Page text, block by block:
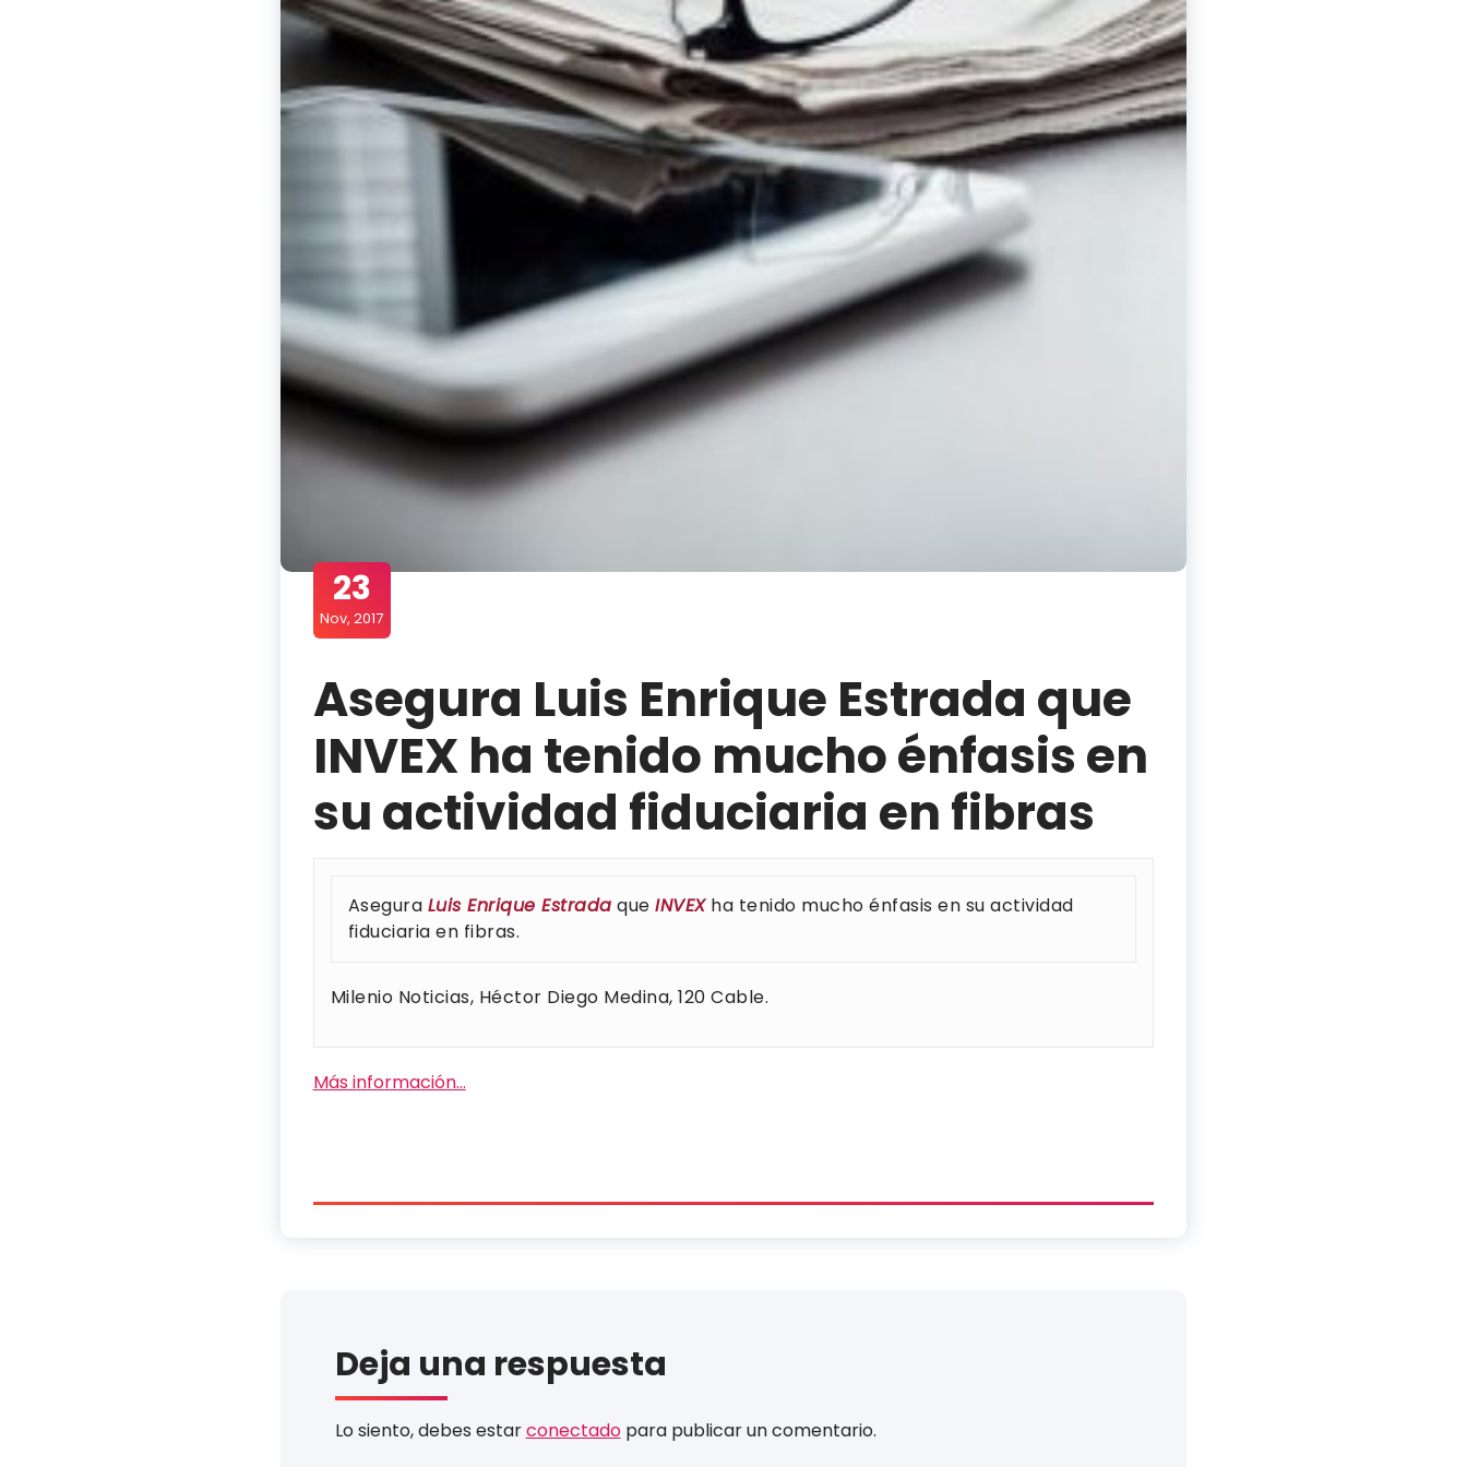
23
Nov, 2017
Asegura Luis Enrique Estrada que
INVEX ha tenido mucho énfasis en
su actividad fiduciaria en fibras
Asegura Luis Enrique Estrada queINVEXha tenido mucho énfasis en su actividad
fiduciaria en fibras.
Milenio Noticias, Héctor Diego Medina, 120 Cable.
Más información…
Deja una respuesta
Lo siento, debes estarconectadopara publicar un comentario.